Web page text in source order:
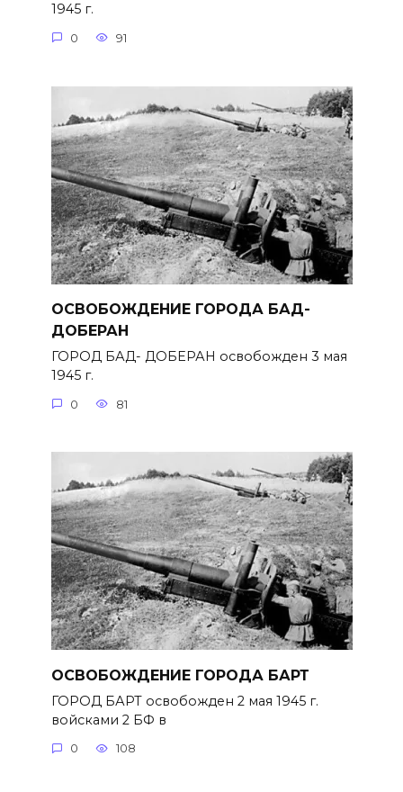
1945 г.
0 91
ОСВОБОЖДЕНИЕ ГОРОДА БАД-
ДОБЕРАН
ГОРОД БАД- ДОБЕРАН освобожден 3 мая
1945 г.
0 81
ОСВОБОЖДЕНИЕ ГОРОДА БАРТ
ГОРОД БАРТ освобожден 2 мая 1945 г.
войсками 2 БФ в
0 108